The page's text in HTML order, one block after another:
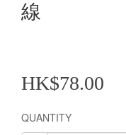
線
HK$78.00
QUANTITY